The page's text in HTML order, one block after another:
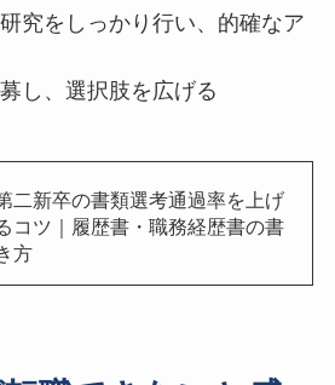
究をしっかり行い、的確なア
し、選択肢を広げる
二新卒の書類選考通過率を上げ
コツ｜履歴書・職務経歴書の書
方